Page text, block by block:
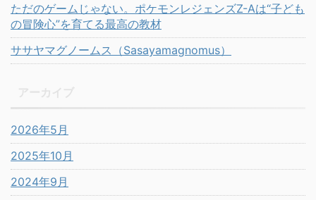
ただのゲームじゃない。ポケモンレジェンズZ-Aは“子ども
の冒険心”を育てる最高の教材
ササヤマグノームス（Sasayamagnomus）
2026年5月
2025年10月
2024年9月